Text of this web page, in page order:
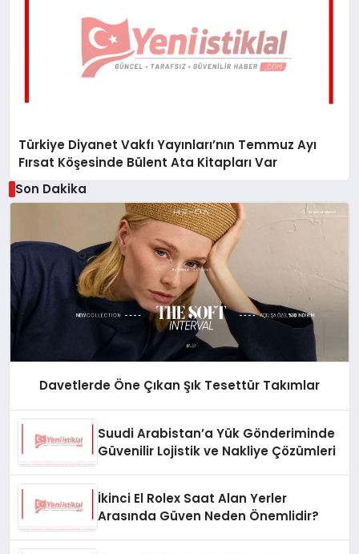
Türkiye Diyanet Vakfı Yayınları’nın Temmuz Ayı
Fırsat Köşesinde Bülent Ata Kitapları Var
Son Dakika
Davetlerde Öne Çıkan Şık Tesettür Takımlar
Suudi Arabistan’a Yük Gönderiminde
Güvenilir Lojistik ve Nakliye Çözümleri
İkinci El Rolex Saat Alan Yerler
Arasında Güven Neden Önemlidir?